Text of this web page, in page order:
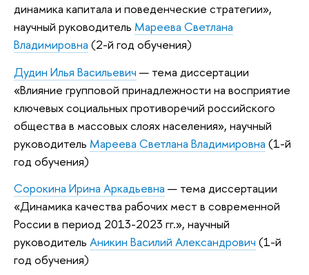
динамика капитала и поведенческие стратегии»,
научный руководитель Мареева Светлана
Владимировна (2-й год обучения)
Дудин Илья Васильевич — тема диссертации
«Влияние групповой принадлежности на восприятие
ключевых социальных противоречий российского
общества в массовых слоях населения», научный
руководитель Мареева Светлана Владимировна (1-й
год обучения)
Сорокина Ирина Аркадьевна — тема диссертации
«Динамика качества рабочих мест в современной
России в период 2013-2023 гг.», научный
руководитель Аникин Василий Александрович (1-й
год обучения)